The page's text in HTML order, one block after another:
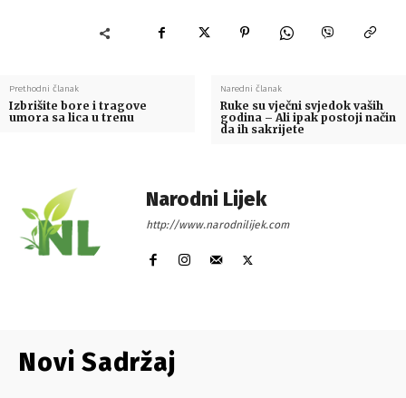
Prethodni članak
Izbrišite bore i tragove
umora sa lica u trenu
Naredni članak
Ruke su vječni svjedok vaših
godina – Ali ipak postoji način
da ih sakrijete
Narodni Lijek
http://www.narodnilijek.com
Novi Sadržaj